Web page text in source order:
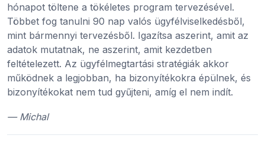
hónapot töltene a tökéletes program tervezésével.
Többet fog tanulni 90 nap valós ügyfélviselkedésből,
mint bármennyi tervezésből. Igazítsa aszerint, amit az
adatok mutatnak, ne aszerint, amit kezdetben
feltételezett. Az ügyfélmegtartási stratégiák akkor
működnek a legjobban, ha bizonyítékokra épülnek, és
bizonyítékokat nem tud gyűjteni, amíg el nem indít.
— Michal